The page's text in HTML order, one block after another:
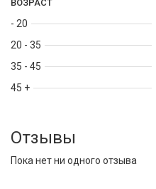
ВОЗРАСТ
- 20
20 - 35
35 - 45
45 +
Отзывы
Пока нет ни одного отзыва